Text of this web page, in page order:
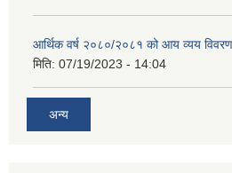
आर्थिक वर्ष २०८०/२०८१ को आय व्यय विवरण
मिति: 07/19/2023 - 14:04
अन्य